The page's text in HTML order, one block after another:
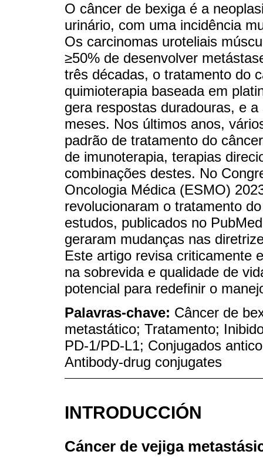
O câncer de bexiga é a
urinário, com uma incidência
Os carcinomas uroteliais
≥50% de desenvolver
três décadas, o tratamento do
quimioterapia baseada em
gera respostas duradouras, e
meses. Nos últimos anos,
padrão de tratamento do
de imunoterapia, terapias
combinações destes. No
Oncologia Médica (ESMO)
revolucionaram o tratamento
estudos, publicados no
geraram mudanças nas
Este artigo revisa criticamente
na sobrevida e qualidade de
potencial para redefinir o
Palavras-chave: Câncer de
metastático; Tratamento;
PD-1/PD-L1; Conjugados
Antibody-drug conjugates
INTRODUCCIÓN
Cáncer de vejiga